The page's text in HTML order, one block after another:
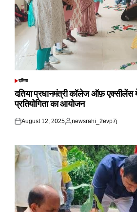
POSTED
दतिया
दतिया प्रधानमंत्री कॉलेज ऑफ़ एक्सीलेंस
प्रतियोगिता का आयोजन
Posted
August 12, 2025
Posted
newsrahi_2evp7j